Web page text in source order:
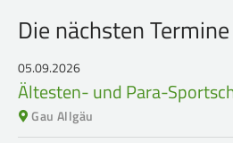
Die nächsten Termine
05.09.2026
Ältesten- und Para-
Gau Allgäu
Schützensport
Meisterschaften